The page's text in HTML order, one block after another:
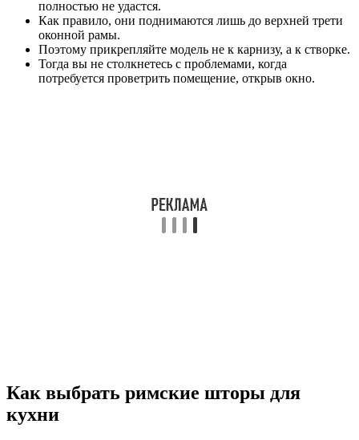
полностью не удастся.
Как правило, они поднимаются лишь до верхней трети
оконной рамы.
Поэтому прикрепляйте модель не к карнизу, а к створке.
Тогда вы не столкнетесь с проблемами, когда
потребуется проветрить помещение, открыв окно.
Как выбрать римские шторы для
кухни